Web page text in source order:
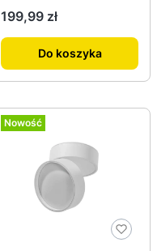
BTL 28W-940-B,
model 35657
Cena
199,99 zł
Do koszyka
Nowość